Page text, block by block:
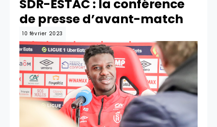
SDR-ESTAC : la conférence
de presse d’avant-match
10 février 2023